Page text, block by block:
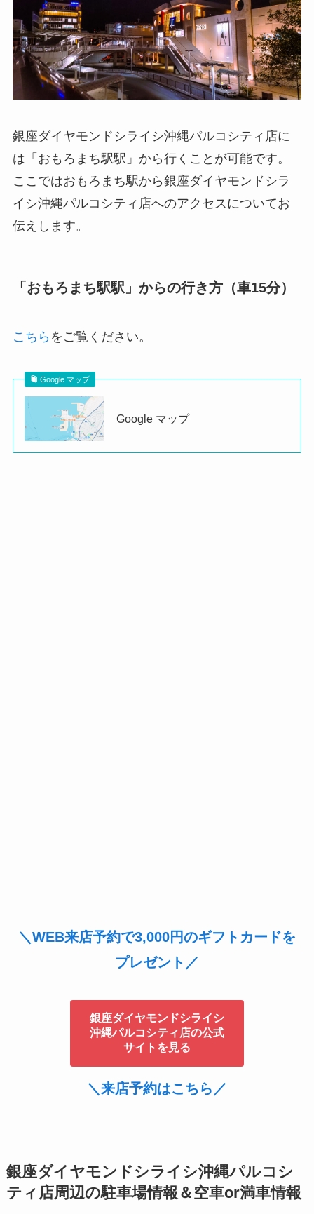
銀座ダイヤモンドシライシ沖縄パルコシティ店に
は「おもろまち駅駅」から行くことが可能です。
ここではおもろまち駅から銀座ダイヤモンドシラ
イシ沖縄パルコシティ店へのアクセスについてお
伝えします。
「おもろまち駅駅」からの行き方（車15分）
こちら をご覧ください。
Google マップ
Google マップ
＼WEB来店予約で3,000円のギフトカードを
プレゼント／
銀座ダイヤモンドシライシ
沖縄パルコシティ店の公式
サイトを見る
＼来店予約はこちら／
銀座ダイヤモンドシライシ沖縄パルコシ
ティ店周辺の駐車場情報＆空車or満車情報